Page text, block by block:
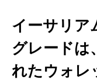
イーサリア
グレードは
れたウォレ